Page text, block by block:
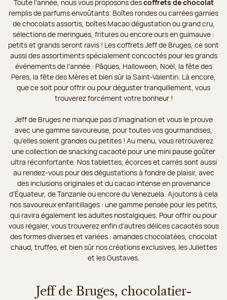
Toute l’année, nous vous proposons descoffrets de chocolat
remplis de parfums envoûtants. Boîtes rondes ou carrées garnies
de chocolats assortis, boîtes Macao dégustation ou grand cru,
sélections de meringues, fritures ou encore ours en guimauve :
petits et grands seront ravis ! Les coffrets Jeff de Bruges, ce sont
aussi des assortiments spécialement concoctés pour les grands
événements de l’année : Pâques, Halloween, Noël, la fête des
Pères, la fête des Mères et bien sûr la Saint-Valentin. Là encore,
que ce soit pour offrir ou pour déguster tranquillement, vous
trouverez forcément votre bonheur !
Jeff de Bruges ne manque pas d’imagination et vous le prouve
avec une gamme savoureuse, pour toutes vos gourmandises,
qu’elles soient grandes ou petites ! Au menu, vous retrouverez
une collection de snacking cacaoté pour une mini pause goûter
ultra réconfortante. Nos tablettes, écorces et carrés sont aussi
au rendez-vous pour des dégustations à fondre de plaisir, avec
des inclusions originales et du cacao intense en provenance
d’Équateur, de Tanzanie ou encore du Venezuela. Ajoutons à cela
nos savoureux enfantillages : une gamme pensée pour les petits,
qui ravira également les adultes nostalgiques. Pour offrir ou pour
vous régaler, vous trouverez enfin d’autres délices cacaotés sous
des formes diverses et variées : amandes chocolatées, chocolat
chaud, truffes, et bien sûr nos créations exclusives, les Juliettes
et les Gustaves.
Jeff de Bruges, chocolatier-